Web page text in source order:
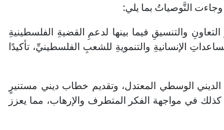
التَّوصياتُ بما يلي:
والتنسيقِ فيما بينها لدعمِ القضيةِ الفلسطينيةِ
الإنسانيةِ والتنمويةِ للشعبِ الفلسطينيِّ، تأكيدًا
الديني الوسطي المعتدل، وتقديم خطاب ديني مستنيرٍ
في مواجهة الفكر المتطرف والإرهاب، مما يعزز